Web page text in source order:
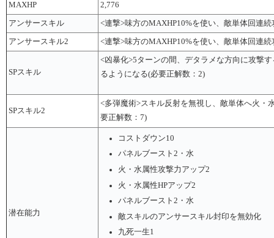
MAXHP 2,776
アンサースキル <連撃>味方のMAXHP10%を使い、敵単体回連
アンサースキル2 <連撃>味方のMAXHP10%を使い、敵単体回連
SPスキル
<凶暴化>5ターンの間、デタラメな方向に攻撃
るようになる(必要正解数：2)
SPスキル2
<多弾魔術>スキル反射を無視し、敵単体へ火・
要正解数：7)
潜在能力
コストダウン10
パネルブースト2・水
火・水属性攻撃力アップ2
火・水属性HPアップ2
パネルブースト2・水
敵スキルのアンサースキル封印を無効化
九死一生1